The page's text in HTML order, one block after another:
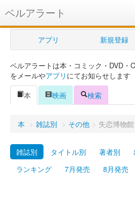
ベルアラート
ベルアラートとは
ヘルプ
新規登録
ログイン
Myシェルフ
プレミアム
アプリ 新規登録
ベルアラートは本・コミック・DVD・
をメールやアプリ にてお知らせします
本
映画 検索
本 > 雑誌別 > その他 > 失恋博物
雑誌別 タイトル別 著者別
ランキング
7月発売 8月発売